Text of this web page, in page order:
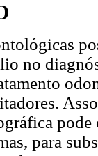
no
para